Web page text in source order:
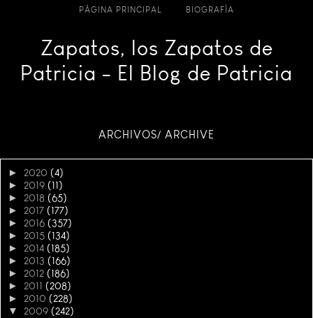
PÁGINA PRINCIPAL BIOGRAFÍA
Zapatos, los Zapatos de
Patricia - El Blog de Patricia
ARCHIVOS/ ARCHIVE
► 2020 (4)
► 2019 (11)
► 2018 (65)
► 2017 (177)
► 2016 (357)
► 2015 (134)
► 2014 (185)
► 2013 (166)
► 2012 (186)
► 2011 (208)
► 2010 (228)
▼ 2009 (242)